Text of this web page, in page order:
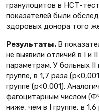
гранулоцитов в НСТ-
показателей были
здоровых донора того
Результаты. В
не выявили отличий в І и
параметрам. У больных
группе, в 1,7 раза
группе (p<0,001).
фагоцитарным числом
ниже, чем в І группе, в